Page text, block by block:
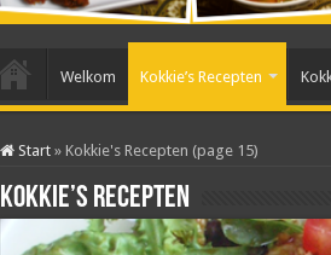
Welkom Kokkie’s Recepten
Start » Kokkie's Recepten (page 15)
Kokkie’s Recepten